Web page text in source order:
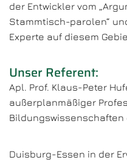
der Entwickler vom
Stammtisch-parolen“
Experte auf diesem
Unser Referent:
Apl. Prof. Klaus-Peter
außerplanmäßiger
Bildungswissenschaften
Duisburg-Essen in der